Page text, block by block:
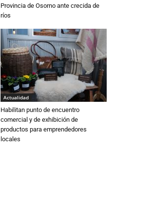
Provincia de Osorno ante crecida de
ríos
Actualidad
Habilitan punto de encuentro
comercial y de exhibición de
productos para emprendedores
locales